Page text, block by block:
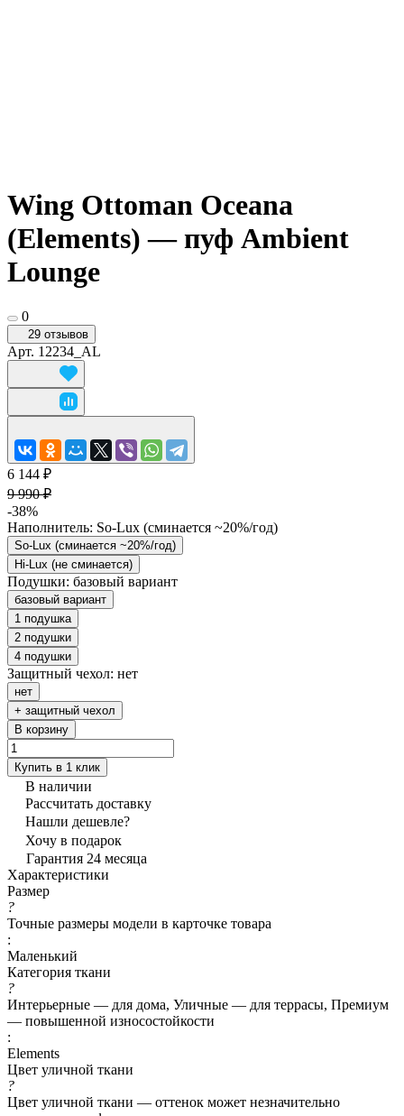
Wing Ottoman Oceana
(Elements) — пуф Ambient
Lounge
0
29 отзывов
Арт. 12234_AL
6 144 ₽
9 990 ₽
-38%
Наполнитель: So-Lux (cминается ~20%/год)
So-Lux (cминается ~20%/год)
Hi-Lux (не сминается)
Подушки: базовый вариант
базовый вариант
1 подушка
2 подушки
4 подушки
Защитный чехол: нет
нет
+ защитный чехол
В корзину
Купить в 1 клик
В наличии
Рассчитать доставку
Нашли дешевле?
Хочу в подарок
Гарантия 24 месяца
Характеристики
Размер
?
Точные размеры модели в карточке товара
:
Маленький
Категория ткани
?
Интерьерные — для дома, Уличные — для террасы, Премиум
— повышенной износостойкости
:
Elements
Цвет уличной ткани
?
Цвет уличной ткани — оттенок может незначительно